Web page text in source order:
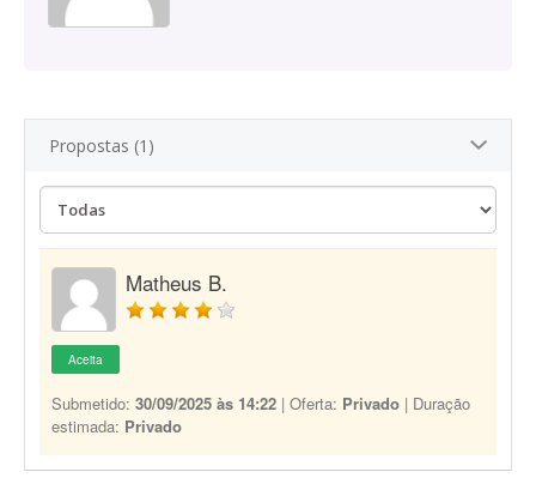
Propostas (1)
Matheus B.
Aceita
Submetido: 30/09/2025 às 14:22 | Oferta: Privado | Duração
estimada: Privado